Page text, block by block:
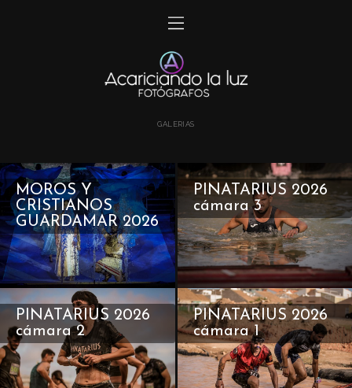
GALERIAS
MOROS Y
CRISTIANOS
GUARDAMAR 2026
PINATARIUS 2026
cámara 3
PINATARIUS 2026
cámara 2
PINATARIUS 2026
cámara 1